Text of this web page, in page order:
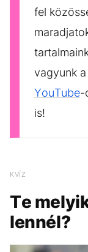
fel
vagyunk a
YouTube-
is!
KVÍZ
Te
lennél?